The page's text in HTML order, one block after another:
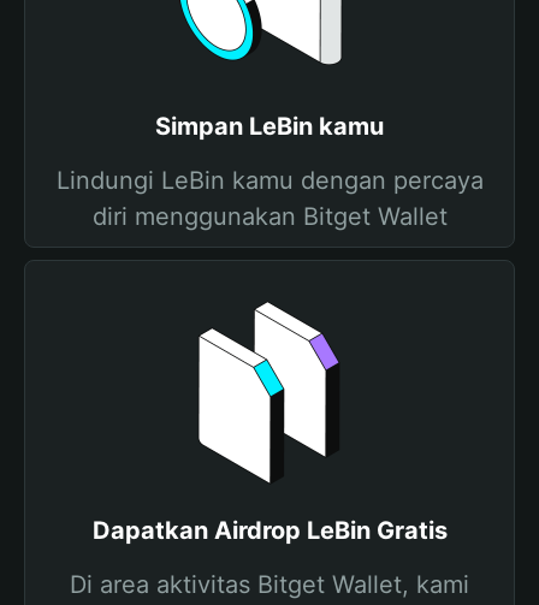
Simpan LeBin kamu
Lindungi LeBin kamu dengan percaya
diri menggunakan Bitget Wallet
Dapatkan Airdrop LeBin Gratis
Di area aktivitas Bitget Wallet, kami